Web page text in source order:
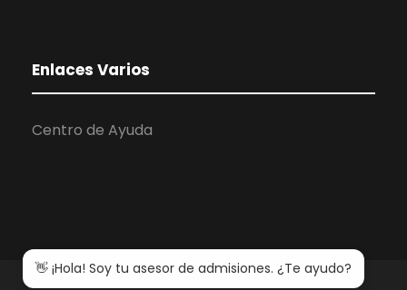
Enlaces Varios
Centro de Ayuda
👋 ¡Hola! Soy tu asesor de admisiones. ¿Te ayudo?